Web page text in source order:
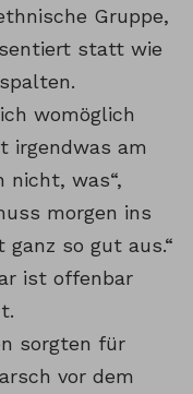
Gruppe,
statt wie
womöglich
irgendwas am
nicht, was“,
morgen ins
so gut aus.“
ist offenbar
sorgten für
vor dem